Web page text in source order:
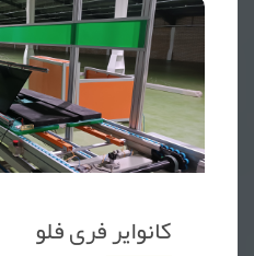
کانوایر فری فلو